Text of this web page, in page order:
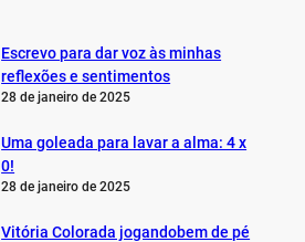
Escrevo para dar voz às minhas
reflexões e sentimentos
28 de janeiro de 2025
Uma goleada para lavar a alma: 4 x
0!
28 de janeiro de 2025
Vitória Colorada jogandobem de pé